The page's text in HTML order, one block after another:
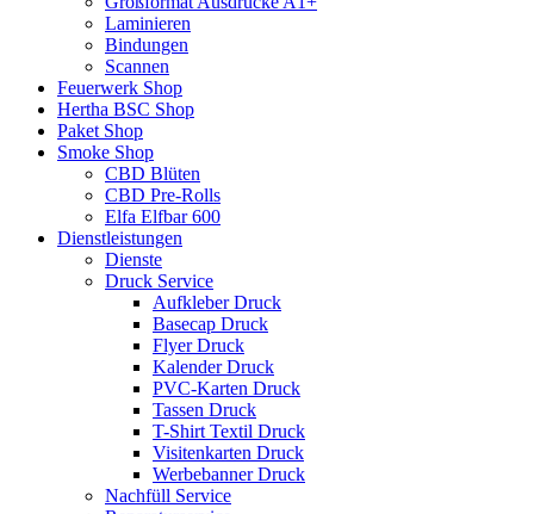
Laminieren
Bindungen
Scannen
Feuerwerk Shop
Hertha BSC Shop
Paket Shop
Smoke Shop
CBD Blüten
CBD Pre-Rolls
Elfa Elfbar 600
Dienstleistungen
Dienste
Druck Service
Aufkleber Druck
Basecap Druck
Flyer Druck
Kalender Druck
PVC-Karten Druck
Tassen Druck
T-Shirt Textil Druck
Visitenkarten Druck
Werbebanner Druck
Nachfüll Service